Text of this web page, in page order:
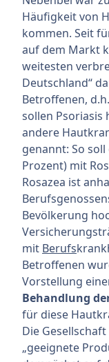
Häufigkeit von
kommen. Seit
auf dem Markt
weitesten
Deutschland“
Betroffenen,
sollen Psoriasis
andere
genannt: So
Prozent) mit
Rosazea ist
Bevölkerung
mit Berufs
Betroffenen
Vorstellung
Behandlung
für diese
Die
„geeignete